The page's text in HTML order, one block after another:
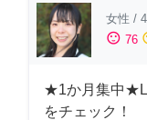
女性 /
sentiment_satisfied 76
★1か月集中
をチェック！